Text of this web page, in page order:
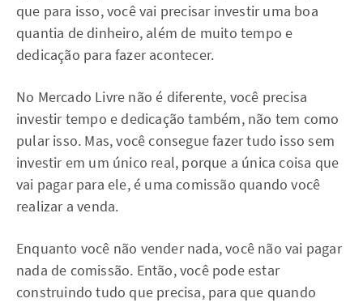
que para isso, você vai precisar investir uma boa
quantia de dinheiro, além de muito tempo e
dedicação para fazer acontecer.
No Mercado Livre não é diferente, você precisa
investir tempo e dedicação também, não tem como
pular isso. Mas, você consegue fazer tudo isso sem
investir em um único real, porque a única coisa que
vai pagar para ele, é uma comissão quando você
realizar a venda.
Enquanto você não vender nada, você não vai pagar
nada de comissão. Então, você pode estar
construindo tudo que precisa, para que quando